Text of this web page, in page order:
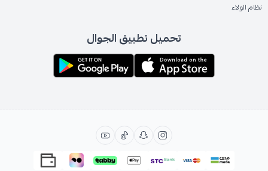
نظام الولاء
تحميل تطبيق الجوال